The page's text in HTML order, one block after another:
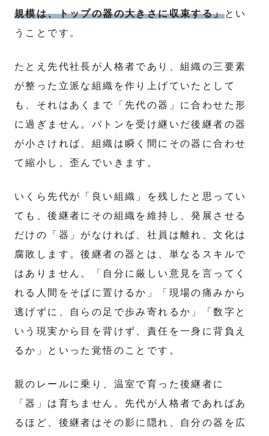
規模は、トップの器の大きさに収束する」とい
うことです。
たとえ先代社長が人格者であり、組織の三要素
が整った立派な組織を作り上げていたとして
も、それはあくまで「先代の器」に合わせた形
に過ぎません。バトンを受け継いだ後継者の器
が小さければ、組織は瞬く間にその器に合わせ
て縮小し、歪んでいきます。
いくら先代が「良い組織」を残したと思ってい
ても、後継者にその組織を維持し、発展させる
だけの「器」がなければ、社員は離れ、文化は
腐敗します。後継者の器とは、単なるスキルで
はありません。「自分に厳しい意見を言ってく
れる人間をそばに置けるか」「現場の痛みから
逃げずに、自らの足で歩み寄れるか」「数字と
いう現実から目を背けず、責任を一身に背負え
るか」といった覚悟のことです。
親のレールに乗り、温室で育った後継者に
「器」は育ちません。先代が人格者であればあ
るほど、後継者はその影に隠れ、自分の器を広